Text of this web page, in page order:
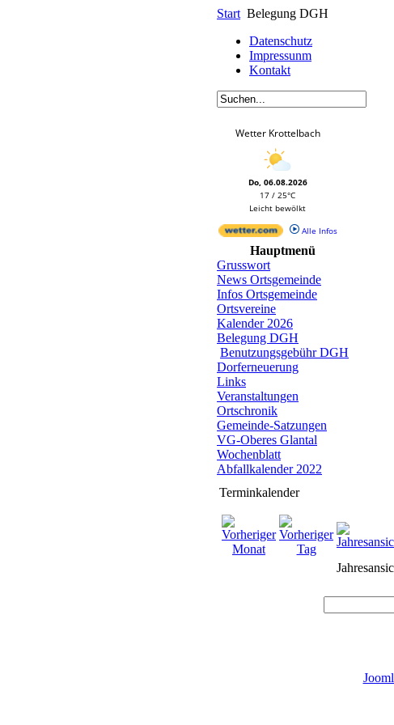
Start Belegung DGH
Datenschutz
Impressunm
Kontakt
Wetter Krottelbach
Do, 06.08.2026
17 / 25°C
Leicht bewölkt
Alle Infos
Hauptmenü
Grusswort
News Ortsgemeinde
Infos Ortsgemeinde
Ortsvereine
Kalender 2026
Belegung DGH
Benutzungsgebühr DGH
Dorferneuerung
Links
Veranstaltungen
Ortschronik
Gemeinde-Satzungen
VG-Oberes Glantal
Wochenblatt
Abfallkalender 2022
Terminkalender